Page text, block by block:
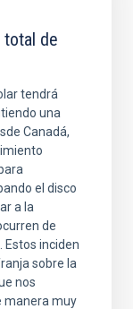
total de
tendrá
una
Canadá,
el disco
a la
de
Estos inciden
sobre la
nos
manera muy